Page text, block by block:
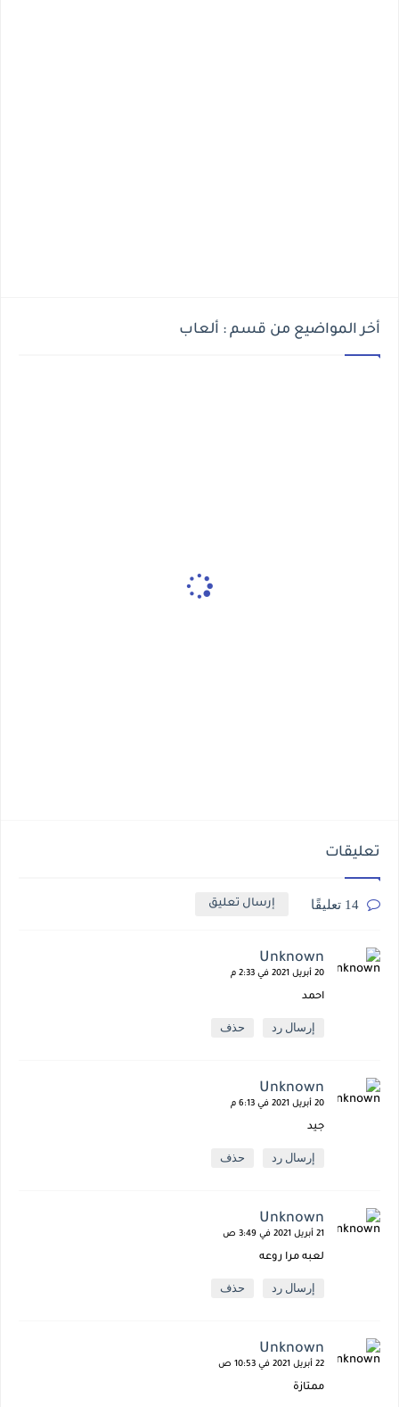
أخر المواضيع من قسم : ألعاب
تعليقات
إرسال تعليق
Unknown
20 أبريل 2021 في 2:33 م
احمد
إرسال رد حذف
Unknown
20 أبريل 2021 في 6:13 م
جيد
إرسال رد حذف
Unknown
21 أبريل 2021 في 3:49 ص
لعبه مرا روعه
إرسال رد حذف
Unknown
22 أبريل 2021 في 10:53 ص
ممتازة